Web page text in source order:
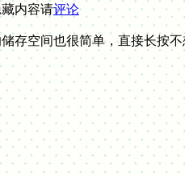
内容请评论
存空间也很简单，直接长按